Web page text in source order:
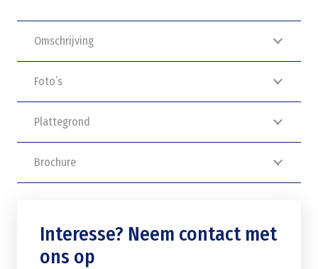
Omschrijving
Foto’s
Plattegrond
Brochure
Interesse? Neem contact met
ons op